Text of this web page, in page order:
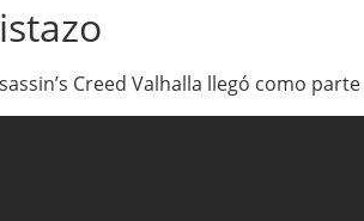
Creed Valhalla llegó como